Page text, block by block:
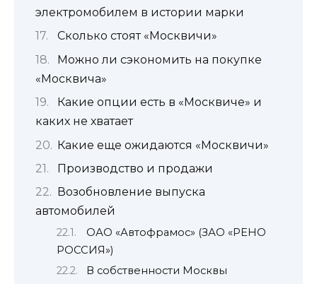
электромобилем в истории марки
Сколько стоят «Москвичи»
Можно ли сэкономить на покупке
«Москвича»
Какие опции есть в «Москвиче» и
каких не хватает
Какие еще ожидаются «Москвичи»
Производство и продажи
Возобновление выпуска
автомобилей
ОАО «Автофрамос» (ЗАО «РЕНО
РОССИЯ»)
В собственности Москвы